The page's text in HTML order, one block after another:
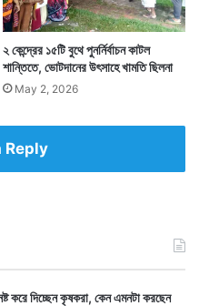
২ কেন্দ্রের ১৫টি বুথে পুনর্নির্বাচন কাটল
শান্তিতে, ভোটদানের উৎসাহে খামতি ছিলনা
May 2, 2026
Reply
করে দিচ্ছেন কৃষকরা, কেন এমনটা করছেন